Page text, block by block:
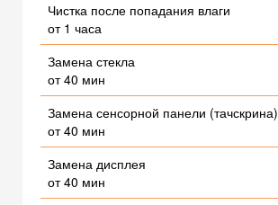
Чистка после попадания влаги
от 1 часа
Замена стекла
от 40 мин
Замена сенсорной панели (тачскрина)
от 40 мин
Замена дисплея
от 40 мин